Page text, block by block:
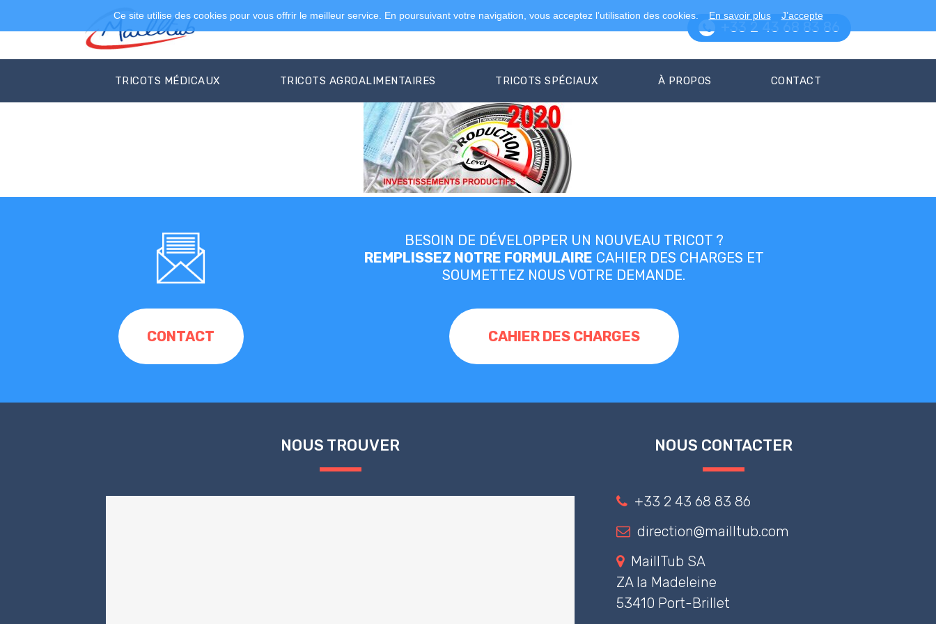
+33 2 43 68 83 86
TRICOTS MÉDICAUX TRICOTS AGROALIMENTAIRES TRICOTS SPÉCIAUX À PROPOS CONTACT
CONTACT
BESOIN DE DÉVELOPPER UN NOUVEAU TRICOT ?
REMPLISSEZ NOTRE FORMULAIRE CAHIER DES CHARGES ET
SOUMETTEZ NOUS VOTRE DEMANDE.
CAHIER DES CHARGES
NOUS TROUVER NOUS CONTACTER
+33 2 43 68 83 86
direction@mailltub.com
MaillTub SA
ZA la Madeleine
53410 Port-Brillet
Ce site utilise des cookies pour vous offrir le meilleur service. En poursuivant votre navigation, vous acceptez l’utilisation des cookies. En savoir plus J’accepte